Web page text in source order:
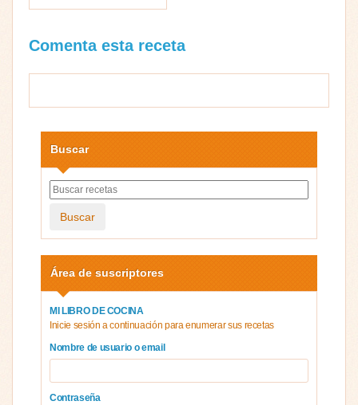
Comenta esta receta
Buscar
Buscar
Área de suscriptores
MI LIBRO DE COCINA
Inicie sesión a continuación para enumerar sus recetas
Nombre de usuario o email
Contraseña